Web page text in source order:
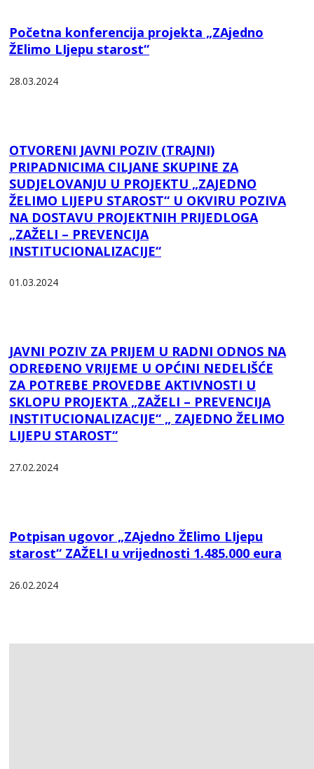
Početna konferencija projekta „ZAjedno
ŽElimo LIjepu starost“
28.03.2024
OTVORENI JAVNI POZIV (TRAJNI)
PRIPADNICIMA CILJANE SKUPINE ZA
SUDJELOVANJU U PROJEKTU „ZAJEDNO
ŽELIMO LIJEPU STAROST“ U OKVIRU POZIVA
NA DOSTAVU PROJEKTNIH PRIJEDLOGA
„ZAŽELI – PREVENCIJA
INSTITUCIONALIZACIJE“
01.03.2024
JAVNI POZIV ZA PRIJEM U RADNI ODNOS NA
ODREĐENO VRIJEME U OPĆINI NEDELIŠĆE
ZA POTREBE PROVEDBE AKTIVNOSTI U
SKLOPU PROJEKTA „ZAŽELI – PREVENCIJA
INSTITUCIONALIZACIJE“ „ ZAJEDNO ŽELIMO
LIJEPU STAROST“
27.02.2024
Potpisan ugovor „ZAjedno ŽElimo LIjepu
starost“ ZAŽELI u vrijednosti 1.485.000 eura
26.02.2024